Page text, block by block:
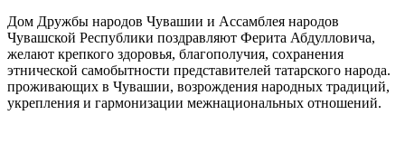
Дом Дружбы народов Чувашии и Ассамблея народов
Чувашской Республики поздравляют Ферита Абдулловича,
желают крепкого здоровья, благополучия, сохранения
этнической самобытности представителей татарского народа.
проживающих в Чувашии, возрождения народных традиций,
укрепления и гармонизации межнациональных отношений.